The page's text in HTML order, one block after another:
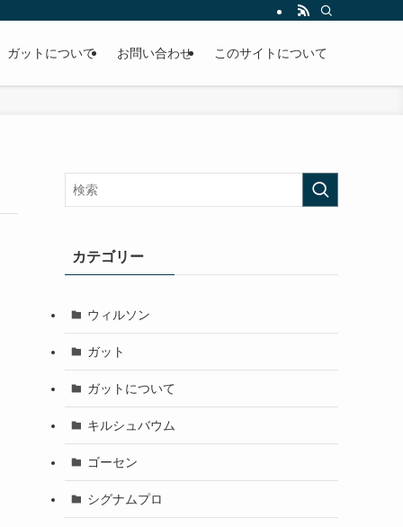
ガットについて お問い合わせ このサイトについて
カテゴリー
ウィルソン
ガット
ガットについて
キルシュバウム
ゴーセン
シグナムプロ